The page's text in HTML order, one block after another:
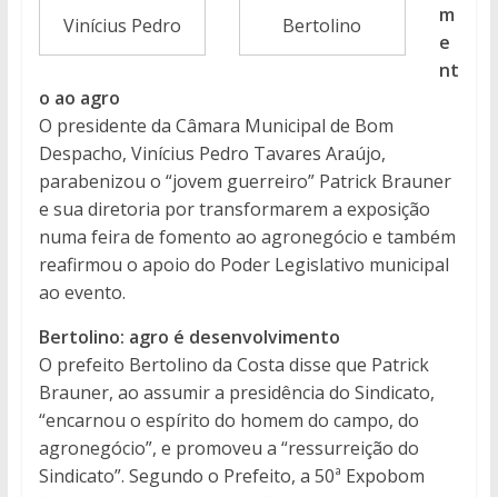
Vinícius Pedro Bertolino
m
e
nt
o ao agro
O presidente da Câmara Municipal de Bom
Despacho, Vinícius Pedro Tavares Araújo,
parabenizou o “jovem guerreiro” Patrick Brauner
e sua diretoria por transformarem a exposição
numa feira de fomento ao agronegócio e também
reafirmou o apoio do Poder Legislativo municipal
ao evento.
Bertolino: agro é desenvolvimento
O prefeito Bertolino da Costa disse que Patrick
Brauner, ao assumir a presidência do Sindicato,
“encarnou o espírito do homem do campo, do
agronegócio”, e promoveu a “ressurreição do
Sindicato”. Segundo o Prefeito, a 50ª Expobom